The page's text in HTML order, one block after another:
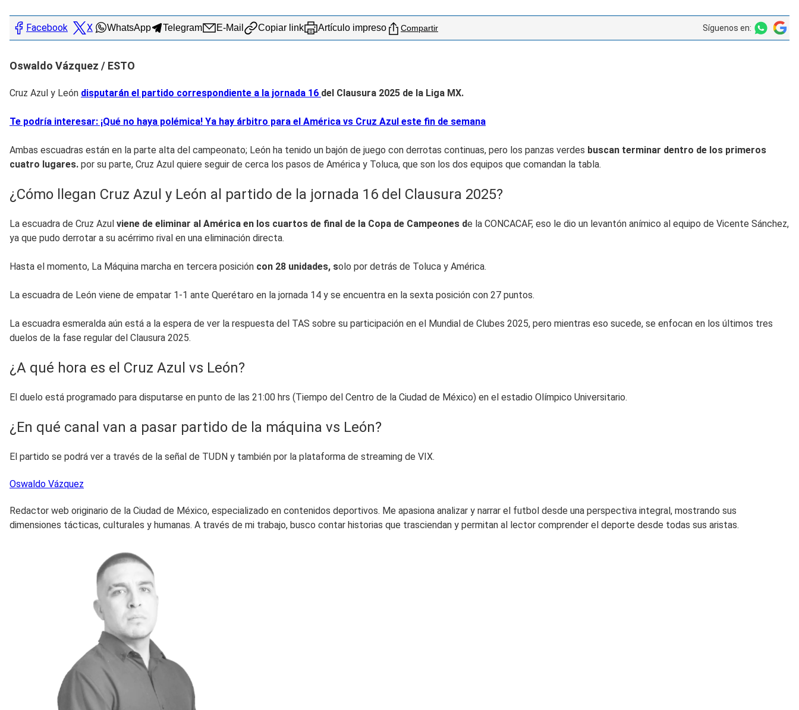
Facebook X WhatsApp Telegram E-Mail Copiar link Artículo impreso Compartir Síguenos en:
Oswaldo Vázquez / ESTO
Cruz Azul y León disputarán el partido correspondiente a la jornada 16 del Clausura 2025 de la Liga MX.
Te podría interesar: ¡Qué no haya polémica! Ya hay árbitro para el América vs Cruz Azul este fin de semana
Ambas escuadras están en la parte alta del campeonato; León ha tenido un bajón de juego con derrotas continuas, pero los panzas verdes buscan terminar dentro de los primeros
cuatro lugares. por su parte, Cruz Azul quiere seguir de cerca los pasos de América y Toluca, que son los dos equipos que comandan la tabla.
¿Cómo llegan Cruz Azul y León al partido de la jornada 16 del Clausura 2025?
La escuadra de Cruz Azul viene de eliminar al América en los cuartos de final de la Copa de Campeones de la CONCACAF, eso le dio un levantón anímico al equipo de Vicente Sánchez,
ya que pudo derrotar a su acérrimo rival en una eliminación directa.
Hasta el momento, La Máquina marcha en tercera posición con 28 unidades, solo por detrás de Toluca y América.
La escuadra de León viene de empatar 1-1 ante Querétaro en la jornada 14 y se encuentra en la sexta posición con 27 puntos.
La escuadra esmeralda aún está a la espera de ver la respuesta del TAS sobre su participación en el Mundial de Clubes 2025, pero mientras eso sucede, se enfocan en los últimos tres
duelos de la fase regular del Clausura 2025.
¿A qué hora es el Cruz Azul vs León?
El duelo está programado para disputarse en punto de las 21:00 hrs (Tiempo del Centro de la Ciudad de México) en el estadio Olímpico Universitario.
¿En qué canal van a pasar partido de la máquina vs León?
El partido se podrá ver a través de la señal de TUDN y también por la plataforma de streaming de VIX.
Oswaldo Vázquez
Redactor web originario de la Ciudad de México, especializado en contenidos deportivos. Me apasiona analizar y narrar el futbol desde una perspectiva integral, mostrando sus
dimensiones tácticas, culturales y humanas. A través de mi trabajo, busco contar historias que trasciendan y permitan al lector comprender el deporte desde todas sus aristas.